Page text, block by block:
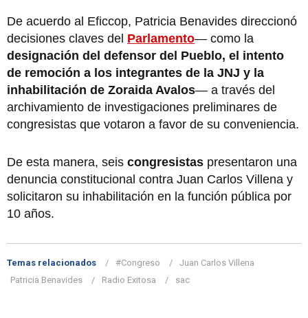
De acuerdo al Eficcop, Patricia Benavides direccionó
decisiones claves del Parlamento— como la
designación del defensor del Pueblo, el intento
de remoción a los integrantes de la JNJ y la
inhabilitación de Zoraida Avalos— a través del
archivamiento de investigaciones preliminares de
congresistas que votaron a favor de su conveniencia.
De esta manera, seis congresistas presentaron una
denuncia constitucional contra Juan Carlos Villena y
solicitaron su inhabilitación en la función pública por
10 años.
Temas relacionados #Congreso
Juan Carlos Villena
Patricia Benavides
Radio Exitosa sac